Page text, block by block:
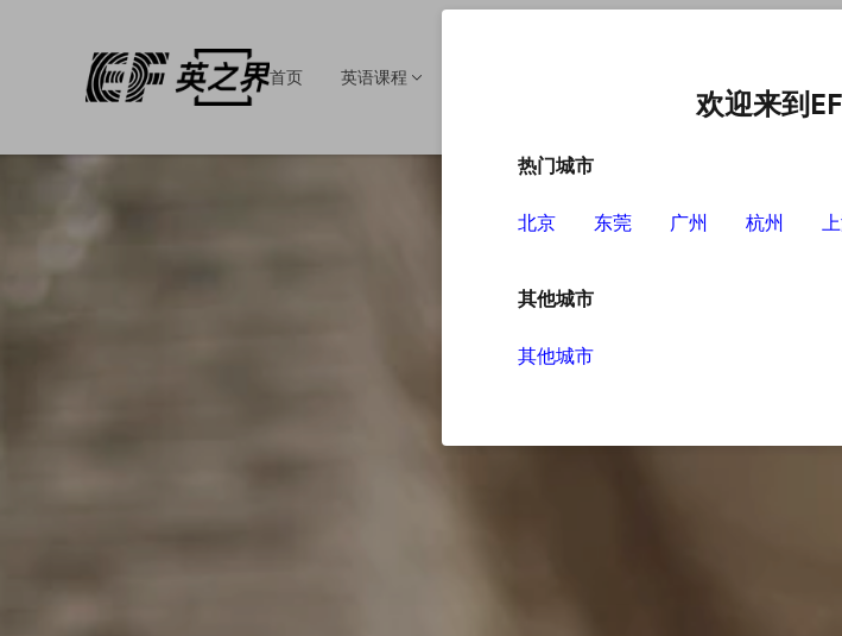
首页 英语课程
欢迎来到
热门城市
北京 东莞 广州 杭州
其他城市
其他城市